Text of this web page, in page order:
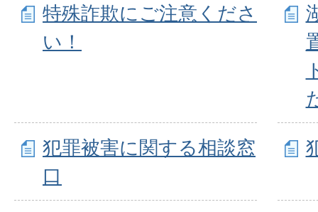
特殊詐欺にご注意くださ
い！
犯罪被害に関する相談窓
口